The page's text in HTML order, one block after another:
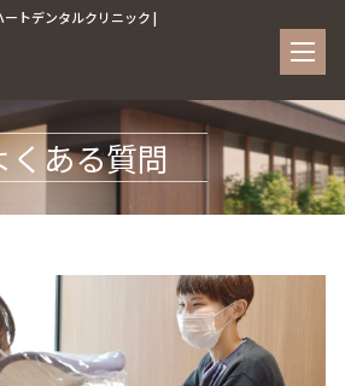
トデンタルクリニック |
くある質問